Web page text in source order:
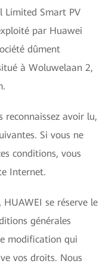
Limited Smart PV
par Huawei
dûment
à Woluwelaan 2,
reconnaissez avoir lu,
Si vous ne
conditions, vous
Internet.
se réserve le
générales
modification qui
vos droits. Nous